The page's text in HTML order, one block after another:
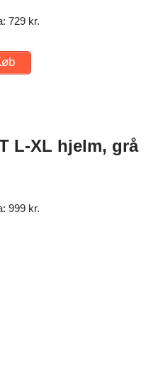
729 kr.
L-XL hjelm, grå
999 kr.